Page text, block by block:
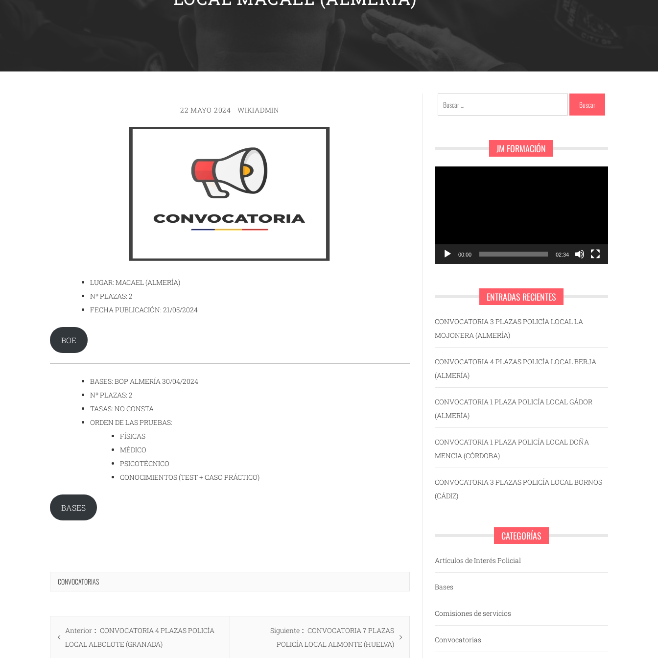
22 MAYO 2024 WIKIADMIN
LUGAR: MACAEL (ALMERÍA)
Nº PLAZAS: 2
FECHA PUBLICACIÓN: 21/05/2024
BOE
BASES: BOP ALMERÍA 30/04/2024
Nº PLAZAS: 2
TASAS: NO CONSTA
ORDEN DE LAS PRUEBAS:
FÍSICAS
MÉDICO
PSICOTÉCNICO
CONOCIMIENTOS (TEST + CASO PRÁCTICO)
BASES
CONVOCATORIAS
Navegación
de Anterior
Entrada
anterior:
CONVOCATORIA 4 PLAZAS POLICÍA
LOCAL ALBOLOTE (GRANADA)
Siguiente
Entrada
siguiente:
CONVOCATORIA 7 PLAZAS
POLICÍA LOCAL ALMONTE (HUELVA)
Buscar:
JM FORMACIÓN
00:00 02:34
ENTRADAS RECIENTES
CONVOCATORIA 3 PLAZAS POLICÍA LOCAL LA
MOJONERA (ALMERÍA)
CONVOCATORIA 4 PLAZAS POLICÍA LOCAL BERJA
(ALMERÍA)
CONVOCATORIA 1 PLAZA POLICÍA LOCAL GÁDOR
(ALMERÍA)
CONVOCATORIA 1 PLAZA POLICÍA LOCAL DOÑA
MENCIA (CÓRDOBA)
CONVOCATORIA 3 PLAZAS POLICÍA LOCAL BORNOS
(CÁDIZ)
CATEGORÍAS
Artículos de Interés Policial
Bases
Comisiones de servicios
Convocatorias